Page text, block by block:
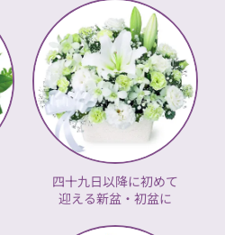
四十九日以降に初めて
迎える新盆・初盆に